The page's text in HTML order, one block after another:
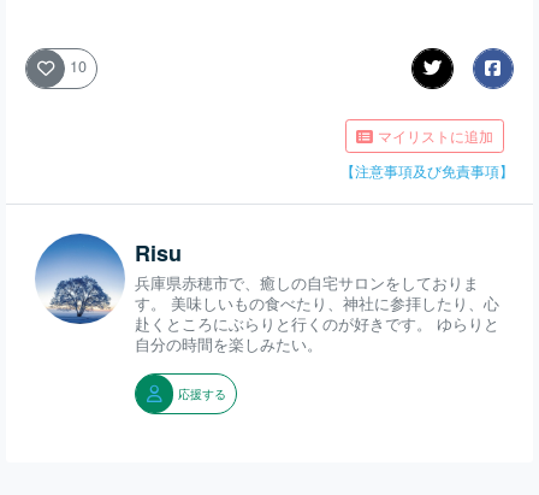
10
マイリストに追加
【注意事項及び免責事項】
Risu
兵庫県赤穂市で、癒しの自宅サロンをしておりま
す。 美味しいもの食べたり、神社に参拝したり、心
赴くところにぶらりと行くのが好きです。 ゆらりと
自分の時間を楽しみたい。
応援する